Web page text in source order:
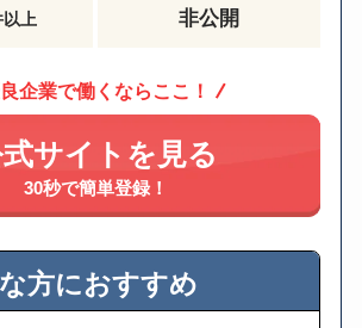
以上 非公開
企業で働くならここ！
サイトを見る
30秒で簡単登録！
方におすすめ